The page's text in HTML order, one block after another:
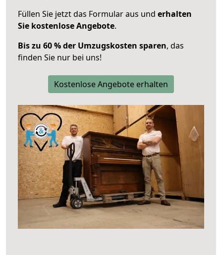
Füllen Sie jetzt das Formular aus und erhalten
Sie kostenlose Angebote.
Bis zu 60 % der Umzugskosten sparen, das
finden Sie nur bei uns!
Kostenlose Angebote erhalten